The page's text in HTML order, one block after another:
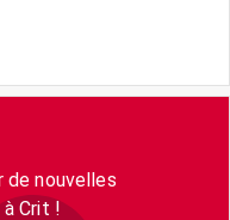
de nouvelles
Crit !